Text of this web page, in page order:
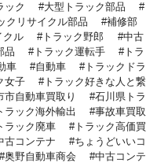
ック
大型トラック部品
クリサイクル部品
補修部
クル トラック野郎
中古
品 トラック運転手
トラ
車 自動車
トラックドラ
女子
トラック好きな人と繋
市自動車買取り
石川県トラ
ラック海外輸出
事故車買取
ラック廃車
トラック高価買
古コンテナ
ちょうどいいコ
奥野自動車商会
中古コンテ